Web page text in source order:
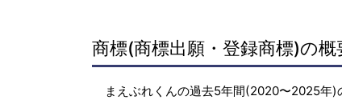
商標(商標出願・登録商標)の概
まえぶれくんの過去5年間(2020〜2025年